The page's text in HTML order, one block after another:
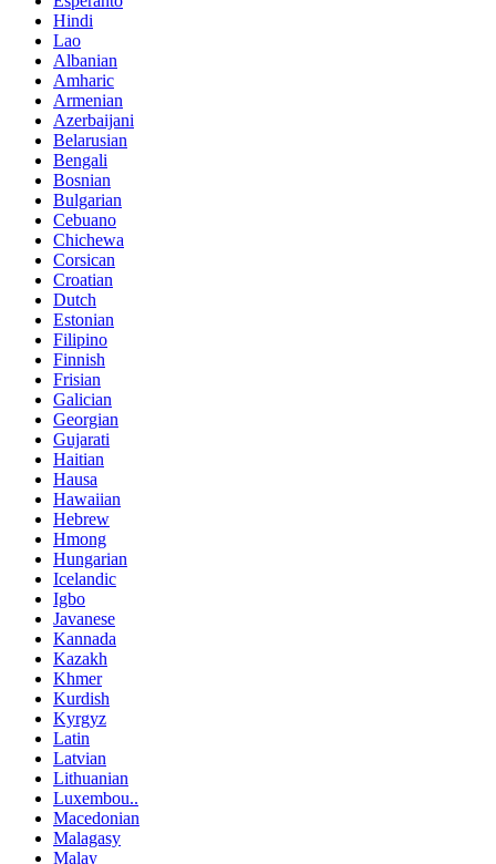
Hindi
Lao
Albanian
Amharic
Armenian
Azerbaijani
Belarusian
Bengali
Bosnian
Bulgarian
Cebuano
Chichewa
Corsican
Croatian
Dutch
Estonian
Filipino
Finnish
Frisian
Galician
Georgian
Gujarati
Haitian
Hausa
Hawaiian
Hebrew
Hmong
Hungarian
Icelandic
Igbo
Javanese
Kannada
Kazakh
Khmer
Kurdish
Kyrgyz
Latin
Latvian
Lithuanian
Luxembou..
Macedonian
Malagasy
Malay